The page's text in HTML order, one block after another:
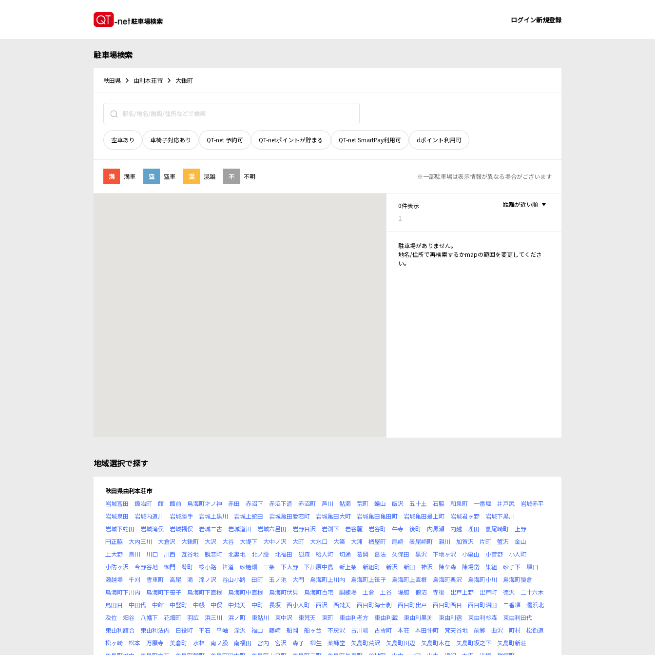
駐車場検索 ログイン新規登録
駐車場検索
秋田県 由利本荘市 大鍬町
空車あり 車椅子対応あり QT-net 予約可 QT-netポイントが貯まる QT-net SmartPay利用可 dポイント利用可
満 満車 空 空車 混 混雑 不 不明 ※一部駐車場は表示情報が異なる場合がございます
0件表示
1
距離が近い順
駐車場がありません。
地名/住所で再検索するかmapの範囲を変更してくださ
い。
地域選択で探す
秋田県由利本荘市
岩城冨田
鍛冶町 館 館前 鳥海町才ノ神 赤田 赤沼下 赤沼下道 赤沼町 芦川 鮎瀬 荒町 蟻山 飯沢 五十土 石脇 和泉町 一番堰 井戸尻
岩城赤平
岩城泉田
岩城内道川 岩城勝手 岩城上黒川 岩城上蛇田 岩城亀田愛宕町 岩城亀田大町 岩城亀田亀田町 岩城亀田最上町 岩城君ヶ野
岩城下黒川
岩城下蛇田
岩城滝俣 岩城福俣 岩城二古 岩城道川 岩城六呂田 岩野目沢 岩渕下 岩谷麓 岩谷町 牛寺 後町 内黒瀬 内越 埋田 裏尾崎町
上野
円正脇
大内三川 大倉沢 大鍬町 大沢 大谷 大堤下 大中ノ沢 大町 大水口 大簗 大浦 桶屋町 尾崎 表尾崎町 親川 加賀沢 片町 蟹沢
金山
上大野
烏川 川口 川西 瓦谷地 観音町 北裏地 北ノ股 北福田 狐森 給人町 切通 葛岡 葛法 久保田 黒沢 下地ヶ沢 小栗山 小菅野
小人町
小防ヶ沢
今野谷地 御門 肴町 桜小路 笹道 砂糖畑 三条 下大野 下川原中島 新上条 新組町 新沢 新田 神沢 陳ケ森 陳場岱 巣組 砂子下
堰口
瀬越場
千刈 雪車町 高尾 滝 滝ノ沢 谷山小路 田町 玉ノ池 大門 鳥海町上川内 鳥海町上笹子 鳥海町上直根 鳥海町栗沢 鳥海町小川
鳥海町猿倉
鳥海町下川内
鳥海町下笹子 鳥海町下直根 鳥海町中直根 鳥海町伏見 鳥海町百宅 調練場 土倉 土谷 堤脇 鶴沼 寺後 出戸上野 出戸町 徳沢
二十六木
鳥田目
中田代 中館 中竪町 中帳 中俣 中梵天 中町 長坂 西小人町 西沢 西梵天 西目町海士剥 西目町出戸 西目町西目 西目町沼田 二番堰
濡浜北
及位
畑谷 八幡下 花畑町 羽広 浜三川 浜ノ町 東鮎川 東中沢 東梵天 東町 東由利老方 東由利蔵 東由利黒渕 東由利宿 東由利杉森
東由利田代
東由利舘合
東由利法内 日役町 平石 平岫 深沢 福山 藤崎 船岡 船ヶ台 不戻沢 古川端 古雪町 本荘 本田仲町 梵天谷地 前郷 曲沢 町村
松街道
松ヶ崎
松本 万願寺 美倉町 水林 南ノ股 南福田 宮内 宮沢 森子 柳生 薬師堂 矢島町荒沢 矢島町川辺 矢島町木在 矢島町坂之下
矢島町新荘